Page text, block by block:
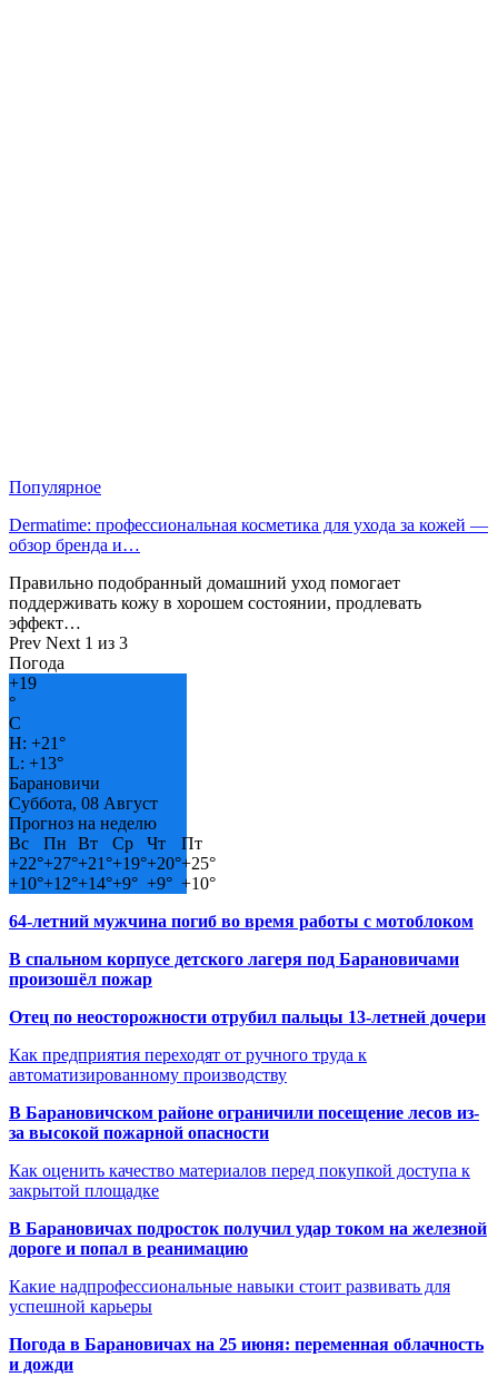
Популярное
Dermatime: профессиональная косметика для ухода за кожей —
обзор бренда и…
Правильно подобранный домашний уход помогает
поддерживать кожу в хорошем состоянии, продлевать
эффект…
Prev Next 1 из 3
Погода
+19
°
C
H: +21°
L: +13°
Барановичи
Суббота, 08 Август
Прогноз на неделю
Вс
Пн Вт Ср Чт
Пт
+22°+27°+21°+19°+20°+25°
+10°+12°+14°+9° +9° +10°
64-летний мужчина погиб во время работы с мотоблоком
В спальном корпусе детского лагеря под Барановичами
произошёл пожар
Отец по неосторожности отрубил пальцы 13-летней дочери
Как предприятия переходят от ручного труда к
автоматизированному производству
В Барановичском районе ограничили посещение лесов из-
за высокой пожарной опасности
Как оценить качество материалов перед покупкой доступа к
закрытой площадке
В Барановичах подросток получил удар током на железной
дороге и попал в реанимацию
Какие надпрофессиональные навыки стоит развивать для
успешной карьеры
Погода в Барановичах на 25 июня: переменная облачность
и дожди